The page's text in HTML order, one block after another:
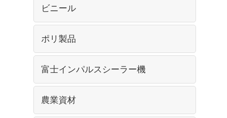
ビニール
ポリ製品
富士インパルスシーラー機
農業資材